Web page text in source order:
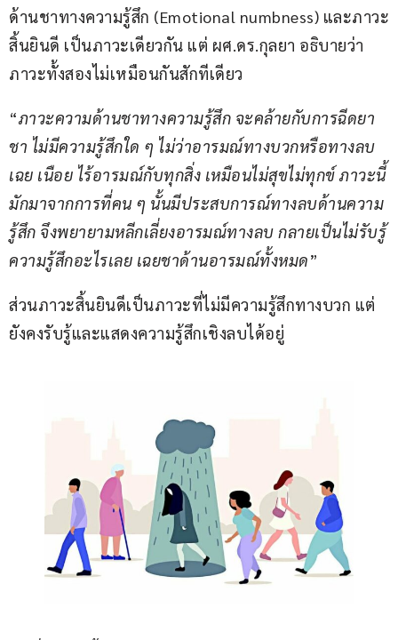
ด้านชาทางความรู้สึก (Emotional numbness) และภาวะ
สิ้นยินดี เป็นภาวะเดียวกัน แต่ ผศ.ดร.กุลยา อธิบายว่า
ภาวะทั้งสองไม่เหมือนกันสักทีเดียว
“ภาวะความด้านชาทางความรู้สึก จะคล้ายกับการฉีดยา
ชา ไม่มีความรู้สึกใด ๆ ไม่ว่าอารมณ์ทางบวกหรือทางลบ
เฉย เนือย ไร้อารมณ์กับทุกสิ่ง เหมือนไม่สุขไม่ทุกข์ ภาวะนี้
มักมาจากการที่คน ๆ นั้นมีประสบการณ์ทางลบด้านความ
รู้สึก จึงพยายามหลีกเลี่ยงอารมณ์ทางลบ กลายเป็นไม่รับรู้
ความรู้สึกอะไรเลย เฉยชาด้านอารมณ์ทั้งหมด”
ส่วนภาวะสิ้นยินดีเป็นภาวะที่ไม่มีความรู้สึกทางบวก แต่
ยังคงรับรู้และแสดงความรู้สึกเชิงลบได้อยู่